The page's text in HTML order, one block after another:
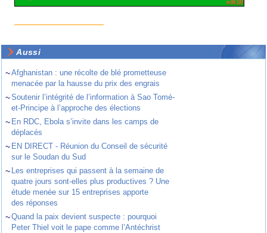
Aussi
~Afghanistan : une récolte de blé prometteuse
menacée par la hausse du prix des engrais
~Soutenir l’intégrité de l’information à Sao Tomé-
et-Principe à l’approche des élections
~ En RDC, Ebola s’invite dans les camps de
déplacés
~ EN DIRECT - Réunion du Conseil de sécurité
sur le Soudan du Sud
~ Les entreprises qui passent à la semaine de
quatre jours sont-elles plus productives ? Une
étude menée sur 15 entreprises apporte
des réponses
~Quand la paix devient suspecte : pourquoi
Peter Thiel voit le pape comme l’Antéchrist